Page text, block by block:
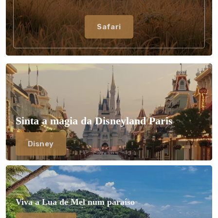
Safari
Sinta a magia da Disneyland Paris
Disney
Viva a Lua de Mel num paraíso